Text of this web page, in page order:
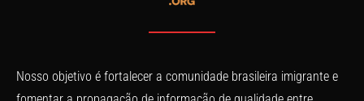
Nosso objetivo é fortalecer a comunidade brasileira imigrante e